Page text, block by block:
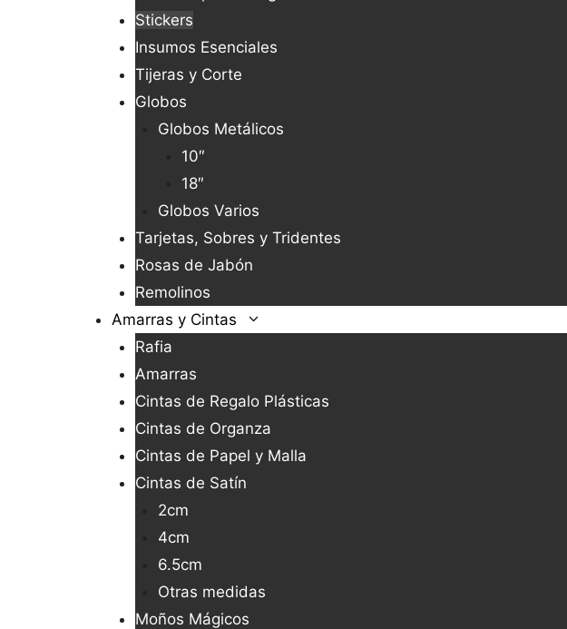
Stickers
Insumos Esenciales
Tijeras y Corte
Globos
Globos Metálicos
10″
18″
Globos Varios
Tarjetas, Sobres y Tridentes
Rosas de Jabón
Remolinos
Amarras y Cintas
Rafia
Amarras
Cintas de Regalo Plásticas
Cintas de Organza
Cintas de Papel y Malla
Cintas de Satín
2cm
4cm
6.5cm
Otras medidas
Moños Mágicos